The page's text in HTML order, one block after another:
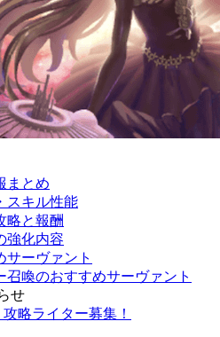
まとめ
スキル性能
略と報酬
強化内容
サーヴァント
召喚のおすすめサーヴァント
せ
略ライター募集！